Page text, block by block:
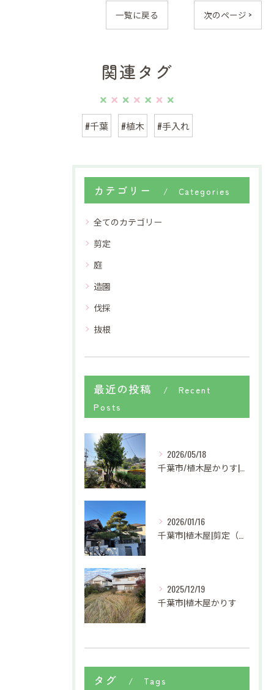
一覧に戻る 次のページ >
関連タグ
#千葉 #植木 #手入れ
カテゴリー Categories
全てのカテゴリー
剪定
庭
造園
伐採
抜根
最近の投稿
Recent
Posts
2026/05/18
2026/01/16
2025/12/19
千葉市|植木屋かりす
タグ Tags